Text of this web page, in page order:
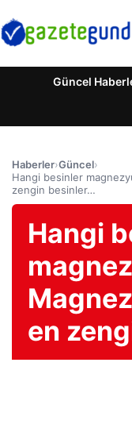
Güncel
Haberler›Güncel›
Hangi besinler
zengin besinler…
Hangi
en